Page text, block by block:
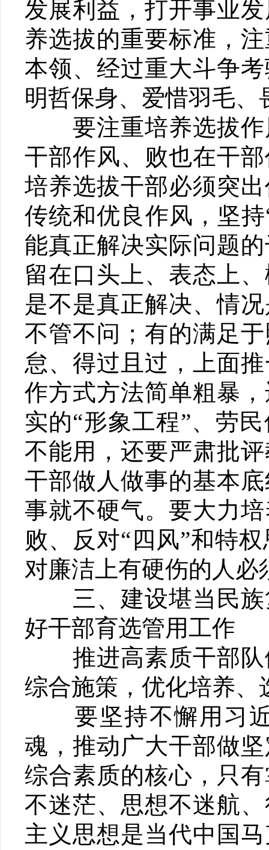
发展利益，打开事业
养选拔的重要标准，
本领、经过重大斗争
明哲保身、爱惜羽毛
要注重培养选拔作
干部作风、败也在干
培养选拔干部必须突
传统和优良作风，坚
能真正解决实际问题
留在口头上、表态上
是不是真正解决、情
不管不问；有的满足
怠、得过且过，上面
作方式方法简单粗暴
实的“形象工程”、劳
不能用，还要严肃批
干部做人做事的基本
事就不硬气。要大力
败、反对“四风”和特
对廉洁上有硬伤的人必
三、建设堪当民族
好干部育选管用工作
推进高素质干部队
综合施策，优化培养
要坚持不懈用习近
魂，推动广大干部做
综合素质的核心，只
不迷茫、思想不迷航
主义思想是当代中国